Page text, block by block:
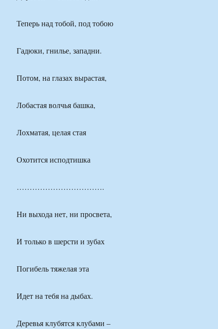
Теперь над тобой, под тобою
Гадюки, гнилье, западни.
Потом, на глазах вырастая,
Лобастая волчья башка,
Лохматая, целая стая
Охотится исподтишка
…………………………….
Ни выхода нет, ни просвета,
И только в шерсти и зубах
Погибель тяжелая эта
Идет на тебя на дыбах.
Деревья клубятся клубами –